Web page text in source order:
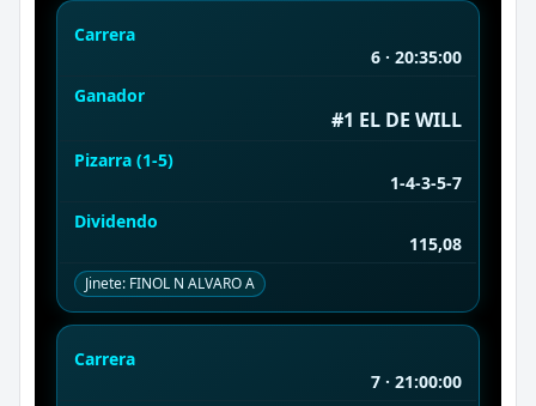
Carrera
6 · 20:35:00
Ganador
#1 EL DE WILL
Pizarra (1-5)
1-4-3-5-7
Dividendo
115,08
Jinete: FINOL N ALVARO A
Carrera
7 · 21:00:00